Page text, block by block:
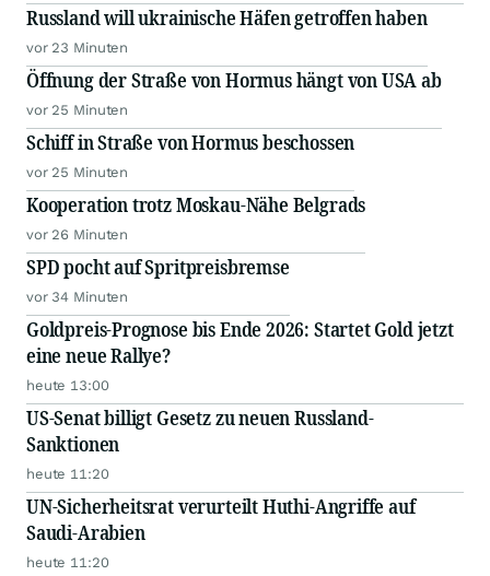
Russland will ukrainische Häfen getroffen haben
vor 23 Minuten
Öffnung der Straße von Hormus hängt von USA ab
vor 25 Minuten
Schiff in Straße von Hormus beschossen
vor 25 Minuten
Kooperation trotz Moskau-Nähe Belgrads
vor 26 Minuten
SPD pocht auf Spritpreisbremse
vor 34 Minuten
Goldpreis-Prognose bis Ende 2026: Startet Gold jetzt
eine neue Rallye?
heute 13:00
US-Senat billigt Gesetz zu neuen Russland-
Sanktionen
heute 11:20
UN-Sicherheitsrat verurteilt Huthi-Angriffe auf
Saudi-Arabien
heute 11:20